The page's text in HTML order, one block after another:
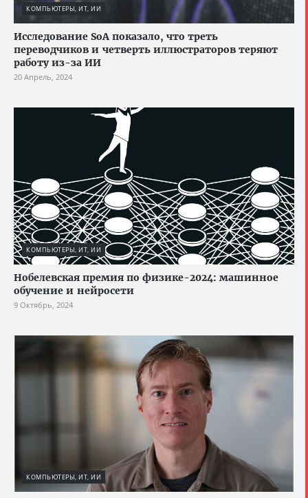
КОМПЬЮТЕРЫ, ИТ, ИИ
Исследование SoA показало, что треть
переводчиков и четверть иллюстраторов теряют
работу из-за ИИ
20 Апрель, 2024
КОМПЬЮТЕРЫ, ИТ, ИИ
Нобелевская премия по физике-2024: машинное
обучение и нейросети
9 Октябрь, 2024
КОМПЬЮТЕРЫ, ИТ, ИИ